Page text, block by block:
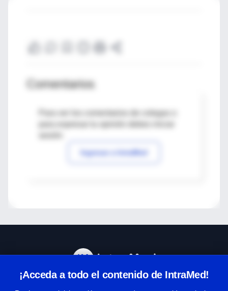
Comentarios
Para ver los comentarios de colegas o
Ingresar a IntraMed
¡Acceda a todo el contenido de IntraMed!